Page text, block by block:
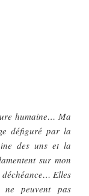
humaine… Ma
défiguré par la
des uns et la
sur mon
Elles
peuvent pas